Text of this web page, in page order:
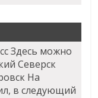
Здесь можно
Северск
На
в следующий